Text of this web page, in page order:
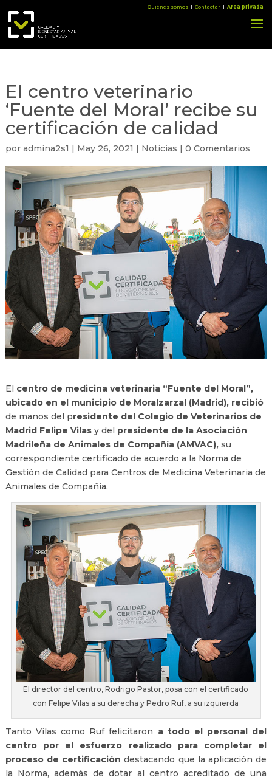
Quiénes somos | Contactar | Área privada
El centro veterinario
‘Fuente del Moral’ recibe su
certificación de calidad
por admina2s1 | May 26, 2021 | Noticias | 0 Comentarios
El centro de medicina veterinaria “Fuente del Moral”,
ubicado en el municipio de Moralzarzal (Madrid), recibió
de manos del presidente del Colegio de Veterinarios de
Madrid Felipe Vilas y del presidente de la Asociación
Madrileña de Animales de Compañía (AMVAC), su
correspondiente certificado de acuerdo a la Norma de
Gestión de Calidad para Centros de Medicina Veterinaria de
Animales de Compañía.
El director del centro, Rodrigo Pastor, posa con el certificado
con Felipe Vilas a su derecha y Pedro Ruf, a su izquierda
Tanto Vilas como Ruf felicitaron a todo el personal del
centro por el esfuerzo realizado para completar el
proceso de certificación destacando que la aplicación de
la Norma, además de dotar al centro acreditado de una